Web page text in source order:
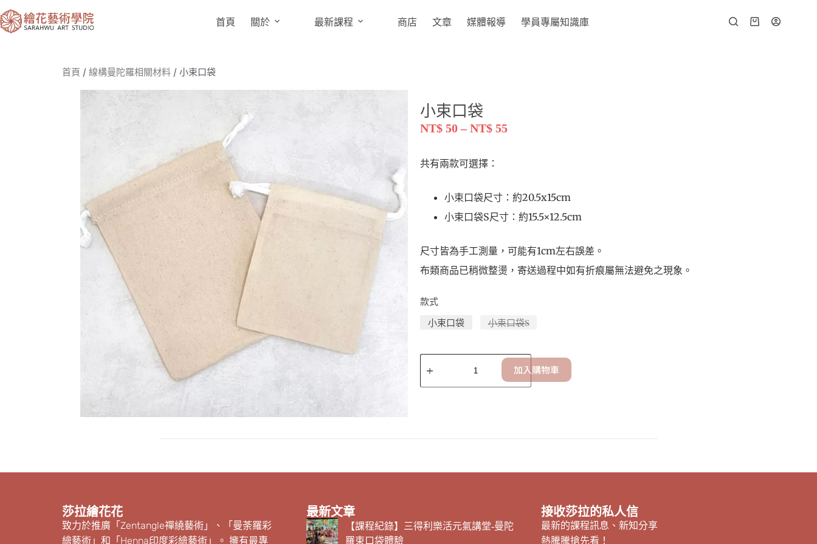
首頁 關於 最新課程 商店 文章 媒體報導 學員專屬知識庫
首頁 / 線構曼陀羅相關材料 / 小束口袋
小束口袋
NT$ 50 – NT$ 55
共有兩款可選擇：
小束口袋尺寸：約20.5x15cm
小束口袋S尺寸：約15.5×12.5cm
尺寸皆為手工測量，可能有1cm左右誤差。
布類商品已稍微整燙，寄送過程中如有折痕屬無法避免之現象。
款式
小束口袋 小束口袋S
加入購物車
莎拉繪花花
致力於推廣「Zentangle禪繞藝術」、「曼荼羅彩
繪藝術」和「Henna印度彩繪藝術」。 擁有最專
最新文章
【課程紀錄】三得利樂活元氣講堂-曼陀
羅束口袋體驗
接收莎拉的私人信
最新的課程訊息、新知分享
熱騰騰搶先看！